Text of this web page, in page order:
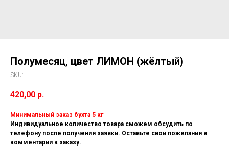
Полумесяц, цвет ЛИМОН (жёлтый)
SKU:
420,00 р.
Минимальный заказ бухта 5 кг
Индивидуальное количество товара сможем обсудить по
телефону после получения заявки. Оставьте свои пожелания в
комментарии к заказу.